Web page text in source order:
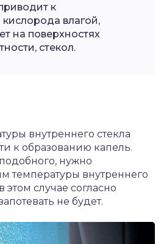
к
влагой,
на поверхностях
стекол.
внутреннего стекла
к образованию капель.
нужно
температуры внутреннего
этом случае согласно
не будет.